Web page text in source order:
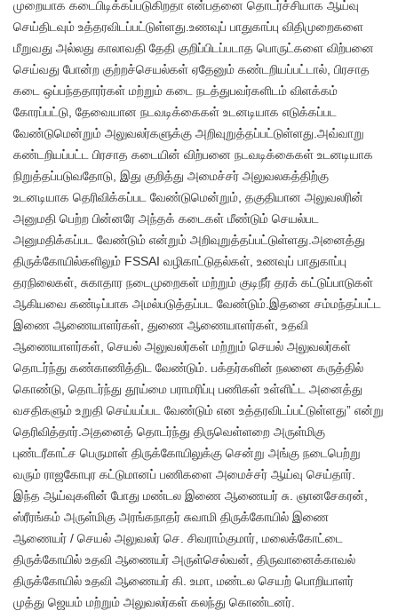
முறையாக கடைபிடிக்கப்படுகிறதா என்பதனை தொடர்ச்சியாக ஆய்வு
செய்திடவும் உத்தரவிடப்பட்டுள்ளது.உணவுப் பாதுகாப்பு விதிமுறைகளை
மீறுவது அல்லது காலாவதி தேதி குறிப்பிடப்படாத பொருட்களை விற்பனை
செய்வது போன்ற குற்றச்செயல்கள் ஏதேனும் கண்டறியப்பட்டால், பிரசாத
கடை ஒப்பந்ததாரர்கள் மற்றும் கடை நடத்துபவர்களிடம் விளக்கம்
கோரப்பட்டு, தேவையான நடவடிக்கைகள் உடனடியாக எடுக்கப்பட
வேண்டுமென்றும் அலுவலர்களுக்கு அறிவுறுத்தப்பட்டுள்ளது.அவ்வாறு
கண்டறியப்பட்ட பிரசாத கடையின் விற்பனை நடவடிக்கைகள் உடனடியாக
நிறுத்தப்படுவதோடு, இது குறித்து அமைச்சர் அலுவலகத்திற்கு
உடனடியாக தெரிவிக்கப்பட வேண்டுமென்றும், தகுதியான அலுவலரின்
அனுமதி பெற்ற பின்னரே அந்தக் கடைகள் மீண்டும் செயல்பட
அனுமதிக்கப்பட வேண்டும் என்றும் அறிவுறுத்தப்பட்டுள்ளது.அனைத்து
திருக்கோயில்களிலும் FSSAI வழிகாட்டுதல்கள், உணவுப் பாதுகாப்பு
தரநிலைகள், சுகாதார நடைமுறைகள் மற்றும் குடிநீர் தரக் கட்டுப்பாடுகள்
ஆகியவை கண்டிப்பாக அமல்படுத்தப்பட வேண்டும்.இதனை சம்மந்தப்பட்ட
இணை ஆணையாளர்கள், துணை ஆணையாளர்கள், உதவி
ஆணையாளர்கள், செயல் அலுவலர்கள் மற்றும் செயல் அலுவலர்கள்
தொடர்ந்து கண்காணித்திட வேண்டும். பக்தர்களின் நலனை கருத்தில்
கொண்டு, தொடர்ந்து தூய்மை பராமரிப்பு பணிகள் உள்ளிட்ட அனைத்து
வசதிகளும் உறுதி செய்யப்பட வேண்டும் என உத்தரவிடப்பட்டுள்ளது” என்று
தெரிவித்தார்.அதனைத் தொடர்ந்து திருவெள்ளறை அருள்மிகு
புண்டரீகாட்ச பெருமாள் திருக்கோயிலுக்கு சென்று அங்கு நடைபெற்று
வரும் ராஜகோபுர கட்டுமானப் பணிகளை அமைச்சர் ஆய்வு செய்தார்.
இந்த ஆய்வுகளின் போது மண்டல இணை ஆணையர் சு. ஞானசேகரன்,
ஸ்ரீரங்கம் அருள்மிகு அரங்கநாதர் சுவாமி திருக்கோயில் இணை
ஆணையர் / செயல் அலுவலர் செ. சிவராம்குமார், மலைக்கோட்டை
திருக்கோயில் உதவி ஆணையர் அருள்செல்வன், திருவானைக்காவல்
திருக்கோயில் உதவி ஆணையர் கி. உமா, மண்டல செயற் பொறியாளர்
முத்து ஜெயம் மற்றும் அலுவலர்கள் கலந்து கொண்டனர்.